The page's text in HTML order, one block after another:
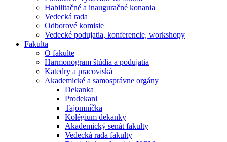
Habilitačné a inauguračné konania
Vedecká rada
Odborové komisie
Vedecké podujatia, konferencie, workshopy
Fakulta
O fakulte
Harmonogram štúdia a podujatia
Katedry a pracoviská
Akademické a samosprávne orgány
Dekanka
Prodekani
Tajomníčka
Kolégium dekanky
Akademický senát fakulty
Vedecká rada fakulty